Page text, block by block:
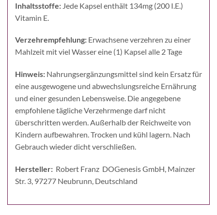
Inhaltsstoffe: Jede Kapsel enthält 134mg (200 I.E.)
Vitamin E.
Verzehrempfehlung: Erwachsene verzehren zu einer
Mahlzeit mit viel Wasser eine (1) Kapsel alle 2 Tage
Hinweis: Nahrungsergänzungsmittel sind kein Ersatz für
eine ausgewogene und abwechslungsreiche Ernährung
und einer gesunden Lebensweise. Die angegebene
empfohlene tägliche Verzehrmenge darf nicht
überschritten werden. Außerhalb der Reichweite von
Kindern aufbewahren. Trocken und kühl lagern. Nach
Gebrauch wieder dicht verschließen.
Hersteller: Robert Franz DOGenesis GmbH, Mainzer
Str. 3, 97277 Neubrunn, Deutschland